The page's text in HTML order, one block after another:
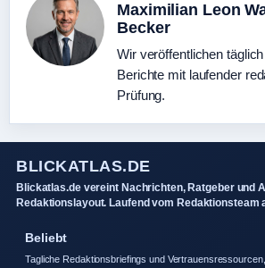
Maximilian Leon
Becker
Wir veröffentlichen
Berichte mit laufender
Prüfung.
BLICKATLAS.DE
Blickatlas.de vereint Nachrichten, Ratgeber und
Redaktionslayout. Laufend vom Redaktionsteam
Beliebt
Tagliche Redaktionsbriefings und